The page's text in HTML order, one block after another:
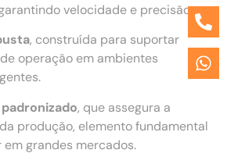
velocidade e precisão.
, construída para suportar
operação em ambientes
, que assegura a
produção, elemento fundamental
grandes mercados.